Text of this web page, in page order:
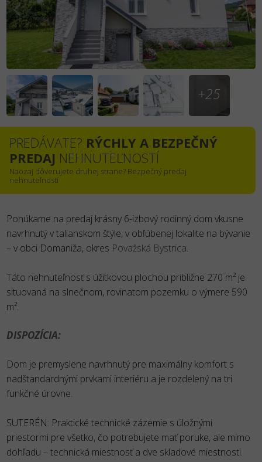
+25
PREDÁVATE? RÝCHLY A BEZPEČNÝ
PREDAJ NEHNUTEĽNOSTÍ
Naozaj dôverujete druhej strane? Bezpečný predaj
nehnuteľností
Ponúkame na predaj krásny 6-izbový rodinný dom vkusne
navrhnutý v talianskom štýle, v obľúbenej lokalite na bývanie
– v obci Domaniža, okres Považská Bystrica.
Táto nehnuteľnosť s úžitkovou plochou približne 270 m² je
situovaná na slnečnom, rovinatom pozemku o výmere 590
m².
DISPOZÍCIA:
Dom je premyslene navrhnutý pre maximálny komfort s
nadštandardnými prvkami interiéru a je rozdelený na tri
funkčné úrovne.
SUTERÉN: Praktické technické zázemie s úložnými
priestormi pre všetko, čo potrebujete mať poruke, ale mimo
dohľadu – technická miestnosť a dve skladové miestnosti.